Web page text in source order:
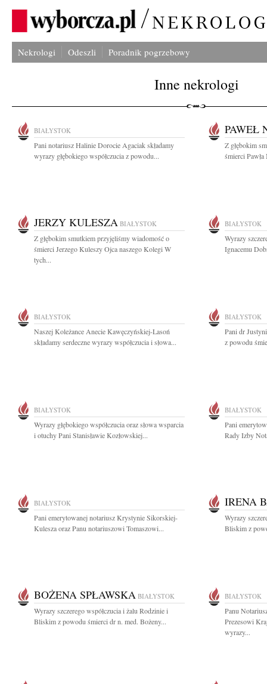
Nekrologi Odeszli Poradnik pogrzebowy
Inne nekrologi
BIAŁYSTOK
Pani notariusz Halinie Dorocie Agaciak składamy
wyrazy głębokiego współczucia z powodu...
PAWEŁ
Z głębokim
śmierci
JERZY KULESZA BIAŁYSTOK
Z głębokim smutkiem przyjęliśmy wiadomość o
śmierci Jerzego Kuleszy Ojca naszego Kolegi W
tych...
BIAŁYSTOK
Wyrazy
Ignacemu
BIAŁYSTOK
Naszej Koleżance Anecie Kawęczyńskiej-Lasoń
składamy serdeczne wyrazy współczucia i słowa...
BIAŁYSTOK
Pani dr
z powodu
BIAŁYSTOK
Wyrazy głębokiego współczucia oraz słowa wsparcia
i otuchy Pani Stanisławie Kozłowskiej...
BIAŁYSTOK
Pani
Rady Izby
BIAŁYSTOK
Pani emerytowanej notariusz Krystynie Sikorskiej-
Kulesza oraz Panu notariuszowi Tomaszowi...
IRENA
Wyrazy
Bliskim z
BOŻENA SPŁAWSKA BIAŁYSTOK
Wyrazy szczerego współczucia i żalu Rodzinie i
Bliskim z powodu śmierci dr n. med. Bożeny...
BIAŁYSTOK
Panu
Prezesowi
wyrazy...